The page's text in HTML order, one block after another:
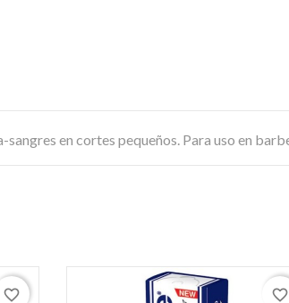
en cortes pequeños. Para uso en
favorite_border favorite_border